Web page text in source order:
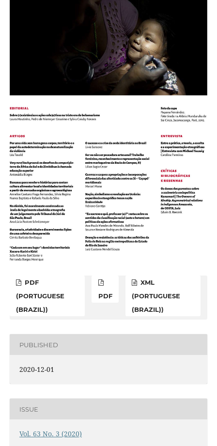
PDF
(PORTUGUESE
(BRAZIL))
PDF
XML
(PORTUGUESE
(BRAZIL))
PUBLISHED
2020-12-01
ISSUE
Vol. 63 No. 3 (2020)